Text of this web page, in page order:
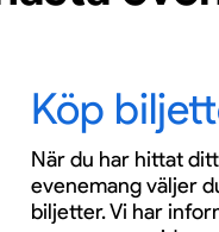
Köp
När du har hittat ditt
evenemang väljer
biljetter. Vi har